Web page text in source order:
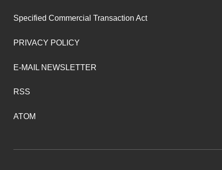
Specified Commercial Transaction Act
PRIVACY POLICY
E-MAIL NEWSLETTER
RSS
ATOM